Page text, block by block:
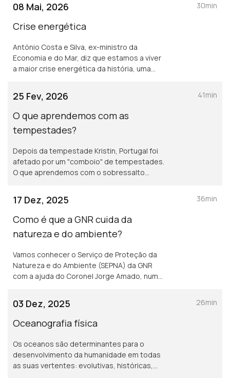
08 Mai, 2026
Crise energética
António Costa e Silva, ex-ministro da
Economia e do Mar, diz que estamos a viver
a maior crise energética da história, uma
30min
25 Fev, 2026
O que aprendemos com as
tempestades?
Depois da tempestade Kristin, Portugal foi
afetado por um "comboio" de tempestades.
O que aprendemos com o sobressalto
Pimenta Machado
41min
17 Dez, 2025
Como é que a GNR cuida da
natureza e do ambiente?
Vamos conhecer o Serviço de Proteção da
Natureza e do Ambiente (SEPNA) da GNR
com a ajuda do Coronel Jorge Amado, numa
36min
03 Dez, 2025
Oceanografia física
Os oceanos são determinantes para o
desenvolvimento da humanidade em todas
as suas vertentes: evolutivas, históricas,
26min